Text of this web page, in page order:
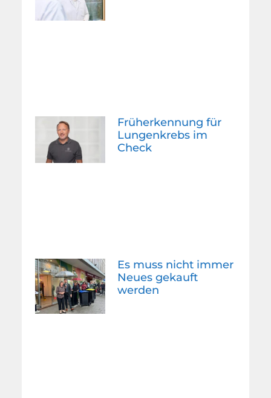
Früherkennung für
Lungenkrebs im
Check
Es muss nicht immer
Neues gekauft
werden